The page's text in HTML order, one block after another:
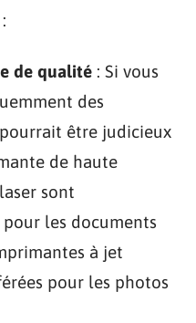
de qualité : Si vous
des
être judicieux
de haute
sont
les documents
à jet
pour les photos